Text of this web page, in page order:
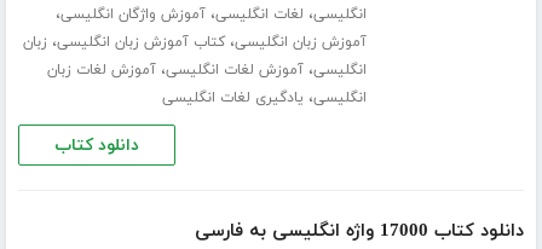
انگلیسی، لغات انگلیسی،آموزش واژگان انگلیسی،
آموزش زبان انگلیسی،کتاب آموزش زبان انگلیسی، زبان
انگلیسی،آموزش لغات انگلیسی،آموزش لغات زبان
انگلیسی، یادگیری لغات انگلیسی
دانلود کتاب
دانلود کتاب 17000 واژه انگلیسی به فارسی